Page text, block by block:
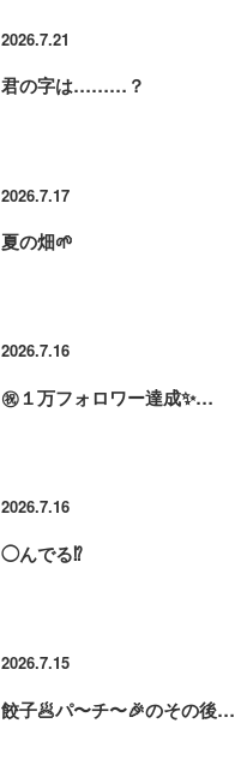
2026.7.21
君の字は………？
2026.7.17
夏の畑🌱
2026.7.16
㊗️１万フォロワー達成✨…
2026.7.16
◯んでる⁉️
2026.7.15
餃子🥟パ〜チ〜🎉のその後…